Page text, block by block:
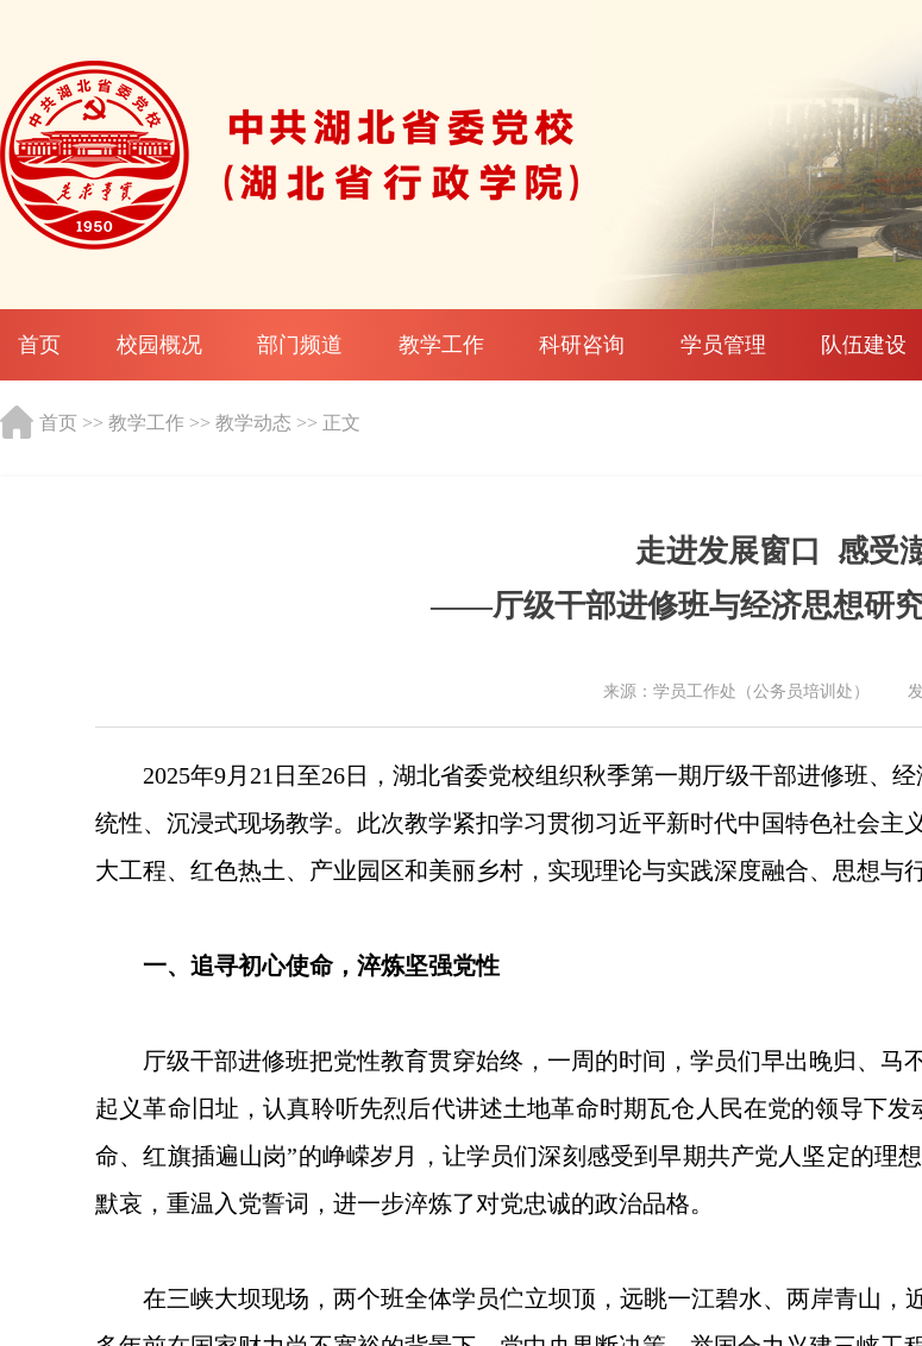
首页 校园概况 部门频道 教学工作 科研咨询 学员管理 队伍建设
首页 >> 教学工作 >> 教学动态 >> 正文
走进发展窗口 感受
——厅级干部进修班与经济思想研
来源：学员工作处（公务员培训处） 发
2025年9月21日至26日，湖北省委党校组织秋季第一期厅级干部进修班、
统性、沉浸式现场教学。此次教学紧扣学习贯彻习近平新时代中国特色社会
大工程、红色热土、产业园区和美丽乡村，实现理论与实践深度融合、思想与
一、追寻初心使命，淬炼坚强党性
厅级干部进修班把党性教育贯穿始终，一周的时间，学员们早出晚归、
起义革命旧址，认真聆听先烈后代讲述土地革命时期瓦仓人民在党的领导下
命、红旗插遍山岗”的峥嵘岁月，让学员们深刻感受到早期共产党人坚定的理
默哀，重温入党誓词，进一步淬炼了对党忠诚的政治品格。
在三峡大坝现场，两个班全体学员伫立坝顶，远眺一江碧水、两岸青山